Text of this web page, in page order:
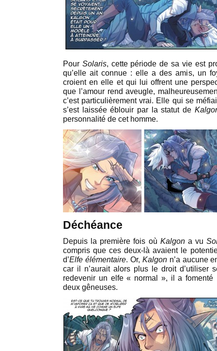
Pour Solaris, cette période de sa vie est
qu’elle ait connue : elle a des amis, un
croient en elle et qui lui offrent une
que l’amour rend aveugle,
c’est particulièrement vrai. Elle qui se
s’est laissée éblouir par la statut de
personnalité de cet homme.
Déchéance
Depuis la première fois où Kalgona vu
compris que ces deux-là avaient le
d’Elfe élémentaire. Or, Kalgonn’a aucune
car il n’aurait alors plus le droit d’utiliser
redevenir un elfe « normal », il a
deux gêneuses.